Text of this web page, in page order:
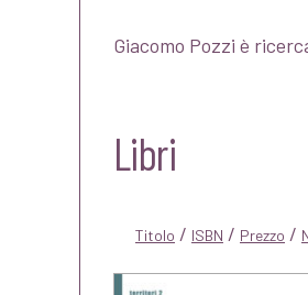
Giacomo Pozzi è
Libri
Titolo / ISBN / Prezzo /